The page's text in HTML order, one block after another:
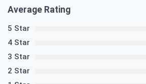
Average Rating
5 Star
4 Star
3 Star
2 Star